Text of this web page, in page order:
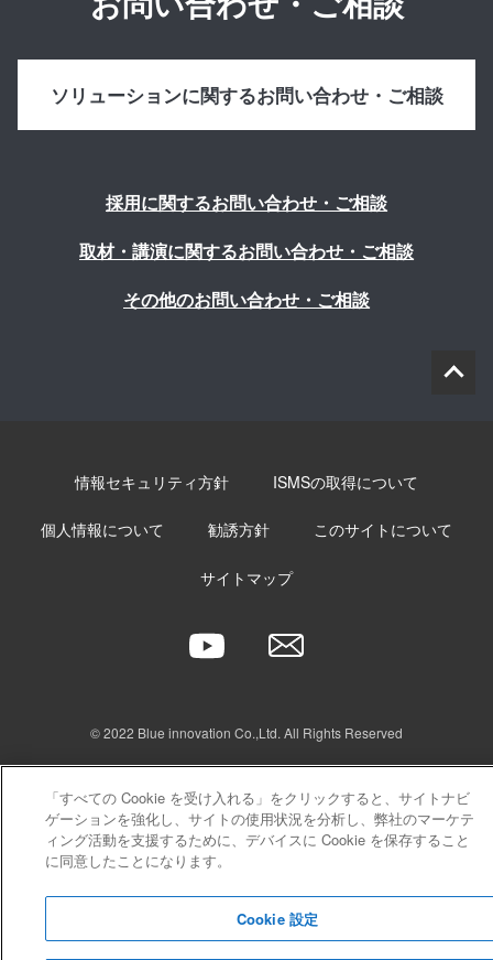
ソリューションに関するお問い合わせ・ご相談
採用に関するお問い合わせ・ご相談
取材・講演に関するお問い合わせ・ご相談
その他のお問い合わせ・ご相談
情報セキュリティ方針 ISMSの取得について
個人情報について 勧誘方針 このサイトについて
サイトマップ
© 2022 Blue innovation Co.,Ltd. All Rights Reserved
「すべての Cookie を受け入れる」をクリックすると、サイトナビ
ゲーションを強化し、サイトの使用状況を分析し、弊社のマーケテ
ィング活動を支援するために、デバイスに Cookie を保存すること
に同意したことになります。
Cookie 設定